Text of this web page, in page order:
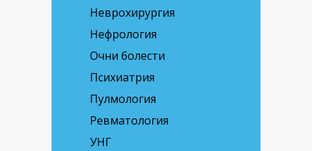
Неврохирургия
Нефрология
Очни болести
Психиатрия
Пулмология
Ревматология
УНГ